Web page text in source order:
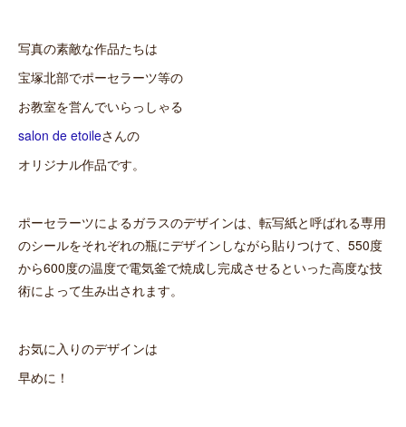
写真の素敵な作品たちは
宝塚北部でポーセラーツ等の
お教室を営んでいらっしゃる
salon de etoileさんの
オリジナル作品です。
ポーセラーツによるガラスのデザインは、転写紙と呼ばれる専用
のシールをそれぞれの瓶にデザインしながら貼りつけて、550度
から600度の温度で電気釜で焼成し完成させるといった高度な技
術によって生み出されます。
お気に入りのデザインは
早めに！